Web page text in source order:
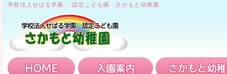
学校法人せばる学園 認定こども園 さかもと幼稚園
HOME 入園案内